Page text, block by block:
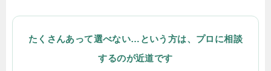
たくさんあって選べない…という方は、プロに相談
するのが近道です